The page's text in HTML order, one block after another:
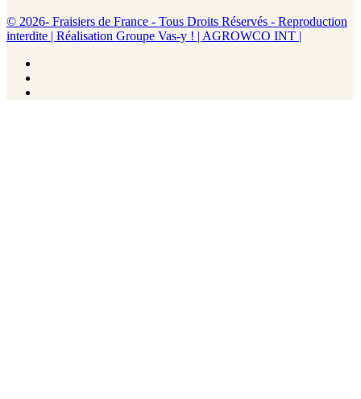
© 2026- Fraisiers de France - Tous Droits Réservés - Reproduction
interdite | Réalisation Groupe Vas-y ! | AGROWCO INT |